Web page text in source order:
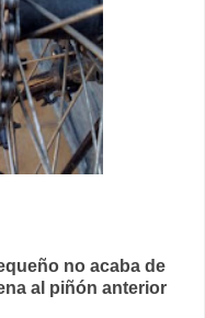
no acaba de
al piñón anterior